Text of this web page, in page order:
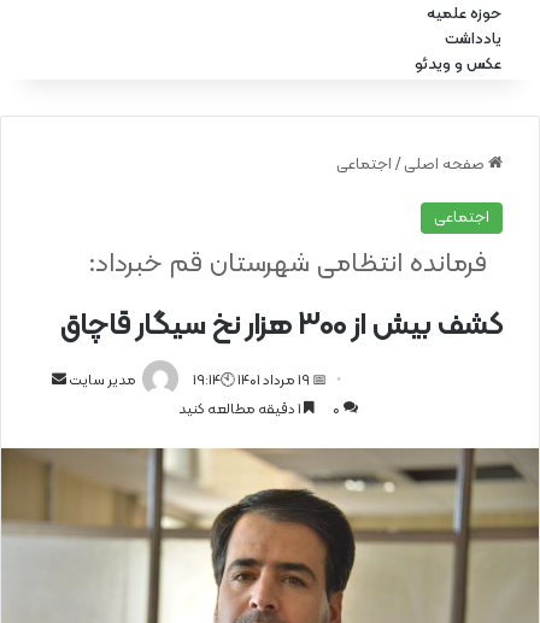
حوزه علمیه
یادداشت
عکس و ویدئو
صفحه اصلی / اجتماعی
اجتماعی
کشف بیش از 300 هزار نخ سیگار قاچاق
فرمانده انتظامی شهرستان قم خبرداد:
مدیر سایت
ا
ا
📅 19 مرداد 1401 🕙19:14
0